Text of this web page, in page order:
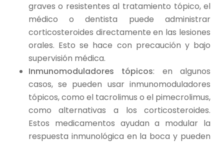
graves o resistentes al tratamiento tópico, el
médico o dentista puede administrar
corticosteroides directamente en las lesiones
orales. Esto se hace con precaución y bajo
supervisión médica.
Inmunomoduladores tópicos: en algunos
casos, se pueden usar inmunomoduladores
tópicos, como el tacrolimus o el pimecrolimus,
como alternativas a los corticosteroides.
Estos medicamentos ayudan a modular la
respuesta inmunológica en la boca y pueden